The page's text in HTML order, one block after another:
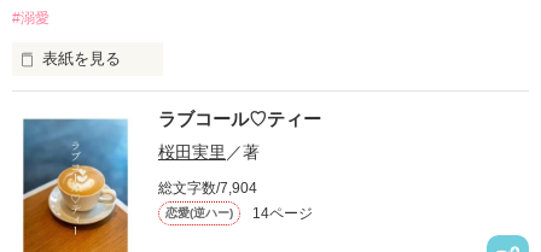
#溺愛
表紙を見る
「好きだ、風渚」
夕暮れの校舎で、小学校からの同級生から告げられたのは……
ラブコール♡ティー
桜田実里 ／著
総文字数/7,904
恋愛(逆ハー) 14ページ